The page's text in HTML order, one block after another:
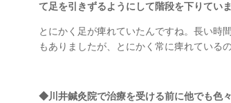
て足を引きずるようにして階段を下りてい
とにかく足が痺れていたんですね。長い時
もありましたが、とにかく常に痺れている
◆川井鍼灸院で治療を受ける前に他でも色